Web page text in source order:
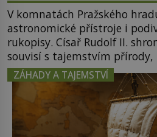
V komnatách Pražského
astronomické přístroje i
rukopisy. Císař Rudolf II.
souvisí s tajemstvím přírody,
poznání. Jenže po jeho smrti
začínají rozpadat a část z
odnesl nejvzácnější knihy? A
zapomenuté rukopisy, které
ZÁHADY A TAJEMSTVÍ